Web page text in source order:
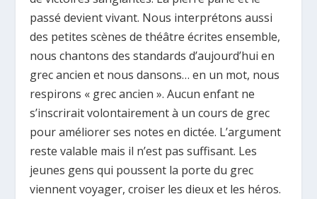
passé devient vivant. Nous interprétons aussi
des petites scènes de théâtre écrites ensemble,
nous chantons des standards d’aujourd’hui en
grec ancien et nous dansons… en un mot, nous
respirons « grec ancien ». Aucun enfant ne
s’inscrirait volontairement à un cours de grec
pour améliorer ses notes en dictée. L’argument
reste valable mais il n’est pas suffisant. Les
jeunes gens qui poussent la porte du grec
viennent voyager, croiser les dieux et les héros.